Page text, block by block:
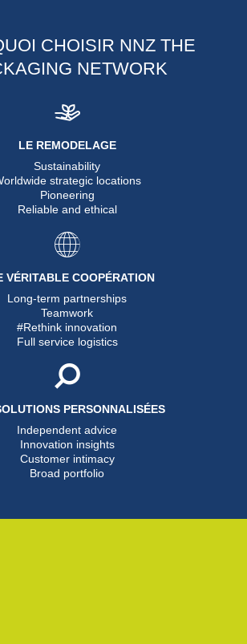
CHOISIR NNZ THE
NETWORK
LE REMODELAGE
Sustainability
strategic locations
Pioneering
Reliable and ethical
VÉRITABLE COOPÉRATION
Long-term partnerships
Teamwork
#Rethink innovation
Full service logistics
PERSONNALISÉES
Independent advice
Innovation insights
Customer intimacy
Broad portfolio